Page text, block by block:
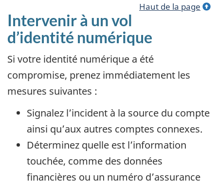
Haut de la page
Intervenir à un vol
d’identité numérique
Si votre identité numérique a été
compromise, prenez immédiatement les
mesures suivantes :
Signalez l’incident à la source du compte
ainsi qu’aux autres comptes connexes.
Déterminez quelle est l’information
touchée, comme des données
financières ou un numéro d’assurance